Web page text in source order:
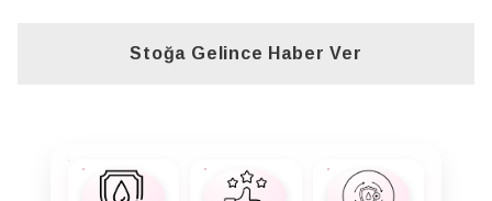
Stoğa Gelince Haber Ver